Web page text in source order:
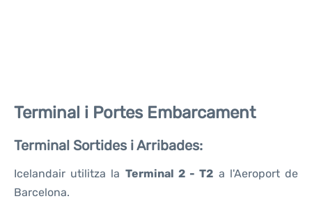
Terminal i Portes Embarcament
Terminal Sortides i Arribades:
Icelandair utilitza la Terminal 2 - T2 a l'Aeroport de
Barcelona.